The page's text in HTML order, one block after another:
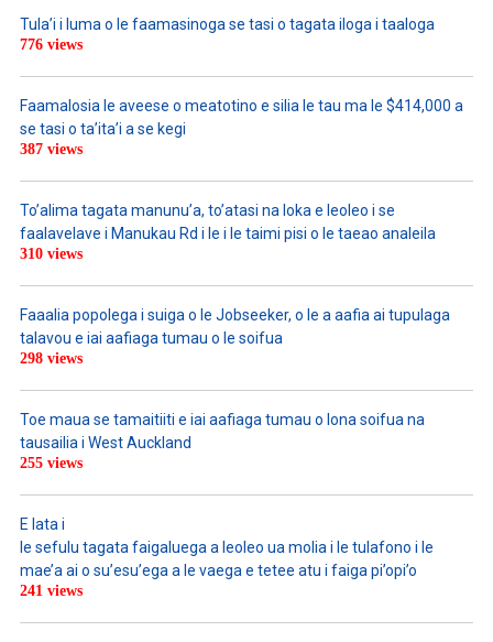
Tula’i i luma o le faamasinoga se tasi o tagata iloga i taaloga
776 views
Faamalosia le aveese o meatotino e silia le tau ma le $414,000 a
se tasi o ta’ita’i a se kegi
387 views
To’alima tagata manunu’a, to’atasi na loka e leoleo i se
faalavelave i Manukau Rd i le i le taimi pisi o le taeao analeila
310 views
Faaalia popolega i suiga o le Jobseeker, o le a aafia ai tupulaga
talavou e iai aafiaga tumau o le soifua
298 views
Toe maua se tamaitiiti e iai aafiaga tumau o lona soifua na
tausailia i West Auckland
255 views
E lata i
le sefulu tagata faigaluega a leoleo ua molia i le tulafono i le
mae’a ai o su’esu’ega a le vaega e tetee atu i faiga pi’opi’o
241 views